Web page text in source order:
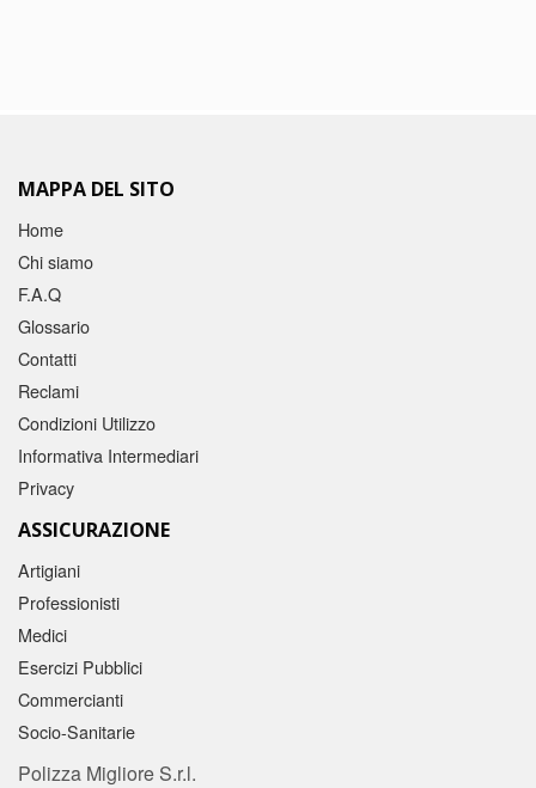
MAPPA DEL SITO
Home
Chi siamo
F.A.Q
Glossario
Contatti
Reclami
Condizioni Utilizzo
Informativa Intermediari
Privacy
ASSICURAZIONE
Artigiani
Professionisti
Medici
Esercizi Pubblici
Commercianti
Socio-Sanitarie
Polizza Migliore S.r.l.